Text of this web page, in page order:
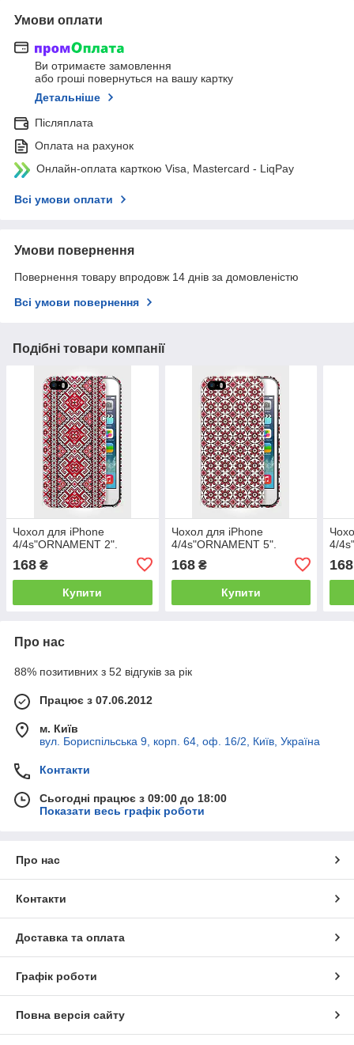
Умови оплати
Ви отримаєте замовлення
або гроші повернуться на вашу картку
Детальніше
Післяплата
Оплата на рахунок
Онлайн-оплата карткою Visa, Mastercard - LiqPay
Всі умови оплати
Умови повернення
Повернення товару впродовж 14 днів за домовленістю
Всі умови повернення
Подібні товари компанії
Чохол для iPhone
4/4s"ORNAMENT 2".
168 ₴
Купити
Чохол для iPhone
4/4s"ORNAMENT 5".
168₴
Купити
4/
168
Про нас
88% позитивних з 52 відгуків за рік
Працює з 07.06.2012
м. Київ
вул. Бориспільська 9, корп. 64, оф. 16/2, Київ, Україна
Контакти
Сьогодні працює з 09:00 до 18:00
Показати весь графік роботи
Про нас
Контакти
Доставка та оплата
Графік роботи
Повна версія сайту